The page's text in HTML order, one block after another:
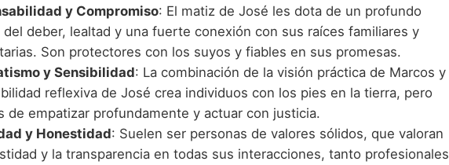
y Compromiso: El matiz de José les dota de un profundo
del deber, lealtad y una fuerte conexión con sus raíces familiares y
Son protectores con los suyos y fiables en sus promesas.
y Sensibilidad: La combinación de la visión práctica de Marcos y
reflexiva de José crea individuos con los pies en la tierra, pero
de empatizar profundamente y actuar con justicia.
y Honestidad: Suelen ser personas de valores sólidos, que valoran
y la transparencia en todas sus interacciones, tanto profesionales